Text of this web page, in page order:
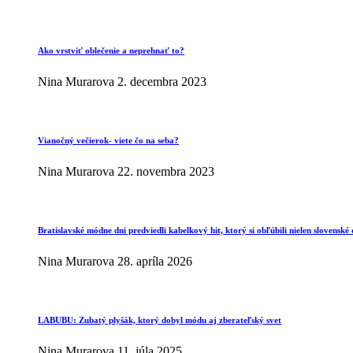
Ako vrstviť oblečenie a neprehnať to?
Nina Murarova 2. decembra 2023
Vianočný večierok- viete čo na seba?
Nina Murarova 22. novembra 2023
Bratislavské módne dni predviedli kabelkový hit, ktorý si obľúbili nielen slovenské
Nina Murarova 28. apríla 2026
LABUBU: Zubatý plyšák, ktorý dobyl módu aj zberateľský svet